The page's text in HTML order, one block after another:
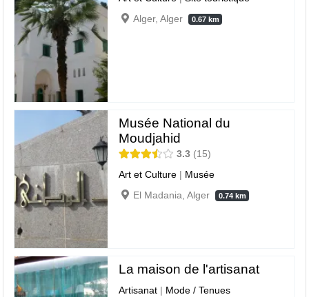
Alger, Alger
0.67 km
Musée National du
Moudjahid
3.3
15
Art et Culture | Musée
El Madania, Alger
0.74 km
La maison de l'artisanat
Artisanat | Mode / Tenues